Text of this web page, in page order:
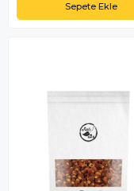
Sepete Ekle